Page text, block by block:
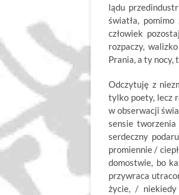
lądu
światła,
człowiek
rozpaczy,
Prania, a ty nocy,
Odczytuję z
tylko poety, lecz
w obserwacji
sensie
serdeczny
promiennie /
domostwie, bo
przywraca
życie, /